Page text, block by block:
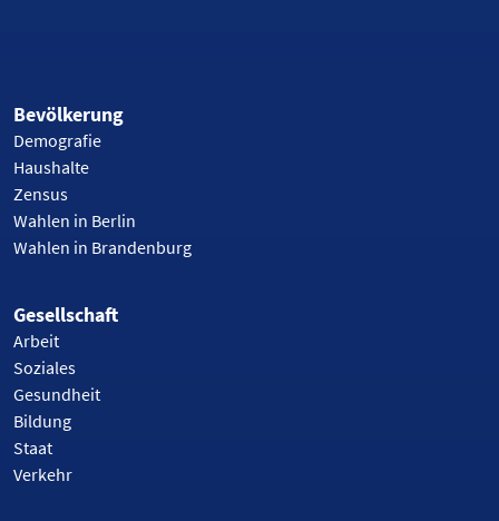
Bevölkerung
Demografie
Haushalte
Zensus
Wahlen in Berlin
Wahlen in Brandenburg
Gesellschaft
Arbeit
Soziales
Gesundheit
Bildung
Staat
Verkehr